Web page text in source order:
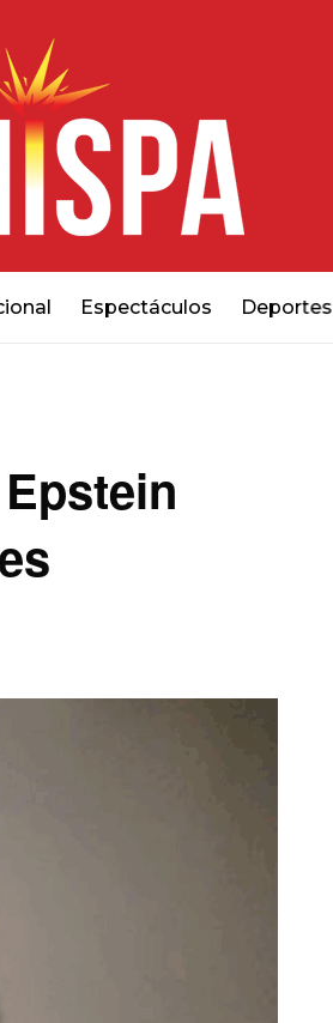
Espectáculos Deportes